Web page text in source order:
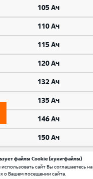
105 Ач
110 Ач
115 Ач
120 Ач
132 Ач
135 Ач
146 Ач
150 Ач
154 Ач
155 Ач
файлы Cookie (куки-файлы)
сайт Вы соглашаетесь на
о Вашем посещении сайта.